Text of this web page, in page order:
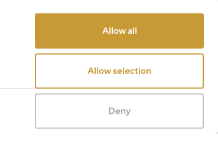
Allow all
Allow selection
Deny